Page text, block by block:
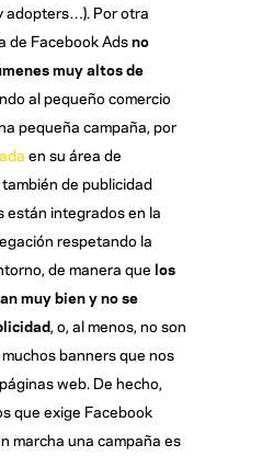
adopters…). Por otra
de Facebook Adsno
muy altos de
al pequeño comercio
pequeña campaña, por
en su área de
de publicidad
están integrados en la
respetando la
de manera que los
muy bien y no se
, o, al menos, no son
banners que nos
web. De hecho,
que exige Facebook
marcha una campaña es